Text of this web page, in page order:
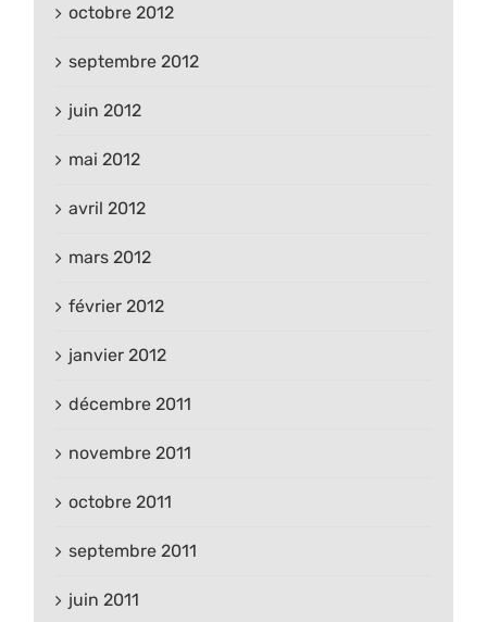
octobre 2012
septembre 2012
juin 2012
mai 2012
avril 2012
mars 2012
février 2012
janvier 2012
décembre 2011
novembre 2011
octobre 2011
septembre 2011
juin 2011